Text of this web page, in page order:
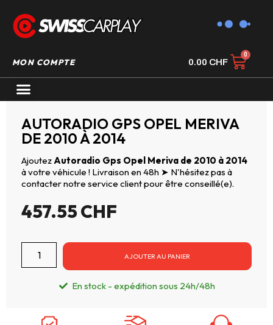
MON COMPTE 0.00 CHF
AUTORADIO GPS OPEL MERIVA
DE 2010 À 2014
Ajoutez Autoradio Gps Opel Meriva de 2010 à 2014
à votre véhicule ! Livraison en 48h ➤ N'hésitez pas à
contacter notre service client pour être conseillé(e).
457.55CHF
AJOUTER AU PANIER
En stock - expédition sous 24h/48h